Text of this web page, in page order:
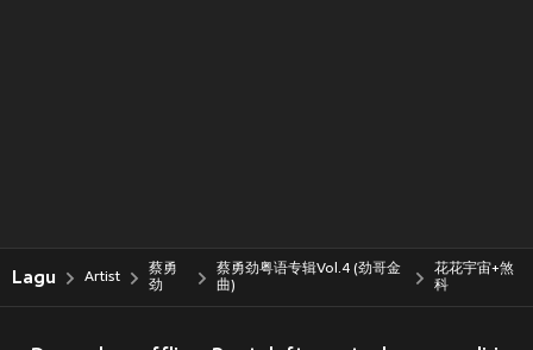
Lagu Artist
蔡勇
劲
蔡勇劲粤语专辑Vol.4 (劲哥金
曲)
花花宇宙+煞
科